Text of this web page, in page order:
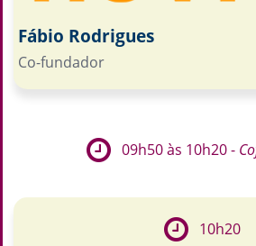
Fábio Rodrigues
Co-fundador
09h50 às 10h20 -
10h20